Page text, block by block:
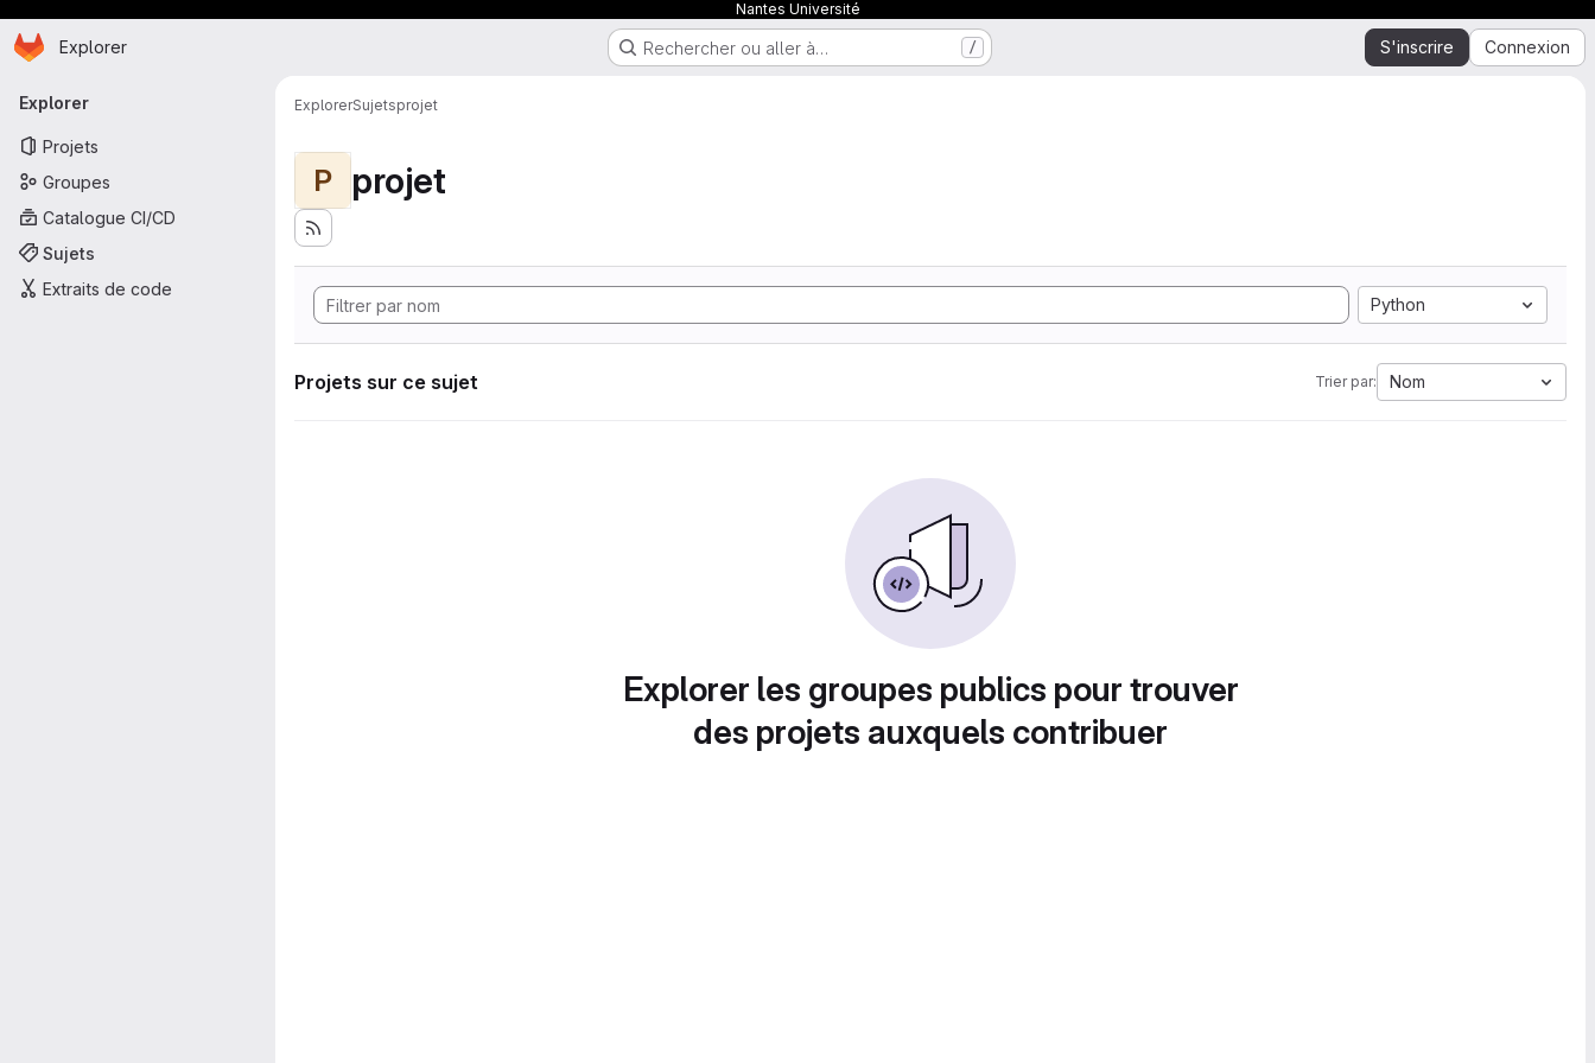
Nantes Université
Passer au contenu principal
Page d'accueil
Explorer Rechercher ou aller à… / S'inscrire Connexion
Navigation principale
Explorer
Projets
Groupes
Catalogue CI/CD
Sujets
Extraits de code
ExplorerSujetsprojet
P projet
Python
Projets sur ce sujet Trier par: Nom
Explorer les groupes publics pour trouver
des projets auxquels contribuer